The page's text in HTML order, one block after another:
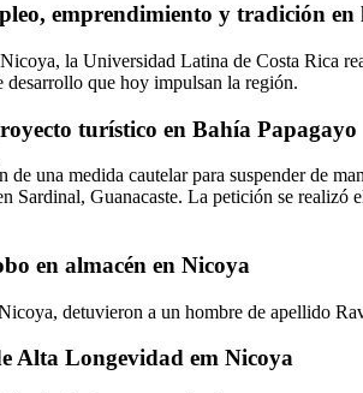
emprendimiento y tradición en
la Universidad Latina de Costa Rica
desarrollo que hoy impulsan la región.
turístico en Bahía Papagayo
una medida cautelar para suspender de
Sardinal, Guanacaste. La petición se
en almacén en Nicoya
detuvieron a un hombre de apellido
Alta Longevidad em Nicoya